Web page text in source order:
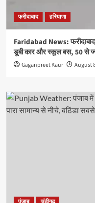
फरीदाबाद हरियाणा
Faridabad News: फरीदाबाद
डूबी कार और स्कूल बस, 50 से
Gaganpreet Kaur August